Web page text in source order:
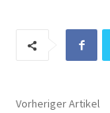
Vorheriger Artikel